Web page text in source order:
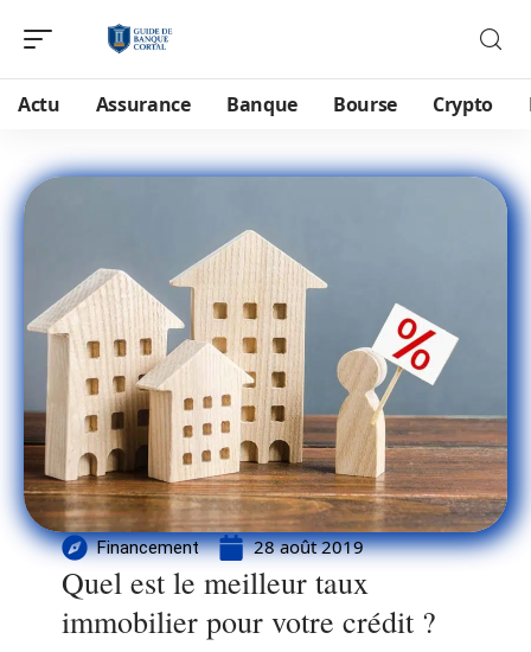
Actu Assurance Banque Bourse Crypto
Financement 28 août 2019
Quel est le meilleur taux
immobilier pour votre crédit ?